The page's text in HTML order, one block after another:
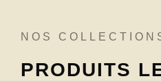
NOS
PRODUITS